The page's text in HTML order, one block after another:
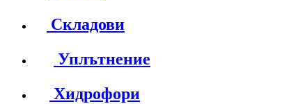
Складови
Уплътнение
Хидрофори